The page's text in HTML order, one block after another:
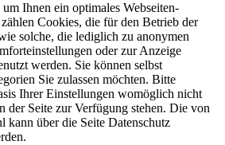
Ihnen ein optimales Webseiten-
Cookies, die für den Betrieb der
solche, die lediglich zu anonymen
oder zur Anzeige
werden. Sie können selbst
Sie zulassen möchten. Bitte
Ihrer Einstellungen womöglich nicht
der Seite zur Verfügung stehen. Die von
kann über die Seite Datenschutz